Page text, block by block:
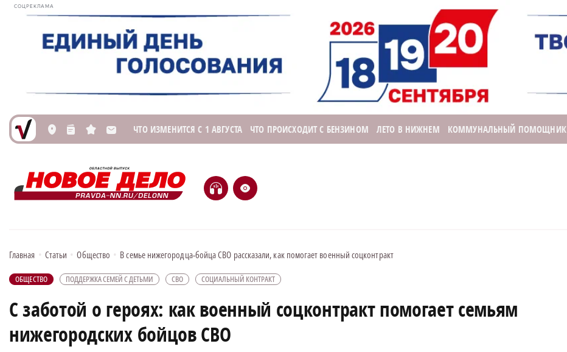
СОЦРЕКЛАМА
L n s M ЧТО ИЗМЕНИТСЯ С 1 АВГУСТА ЧТО ПРОИСХОДИТ С БЕНЗИНОМ ЛЕТО В НИЖНЕМ КОММУНАЛЬНЫЙ ПОМОЩНИК
H e
Главная • Статьи • Общество • В семье нижегородца-бойца СВО рассказали, как помогает военный соцконтракт
ОБЩЕСТВО ПОДДЕРЖКА СЕМЕЙ С ДЕТЬМИ СВО СОЦИАЛЬНЫЙ КОНТРАКТ
С заботой о героях: как военный соцконтракт помогает семьям
нижегородских бойцов СВО